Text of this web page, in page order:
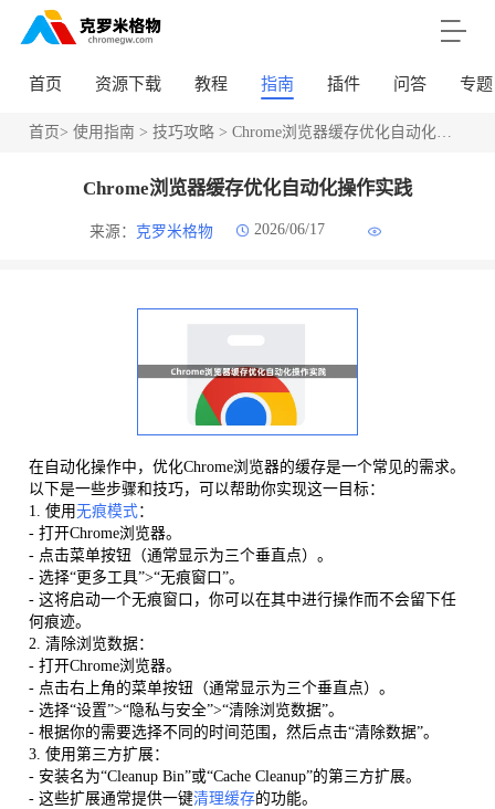
首页 资源下载 教程 指南 插件 问答 专题
首页> 使用指南 > 技巧攻略> Chrome浏览器缓存优化自动化操作实践
Chrome浏览器缓存优化自动化操作实践
来源： 克罗米格物 2026/06/17
在自动化操作中，优化Chrome浏览器的缓存是一个常见的需求。
以下是一些步骤和技巧，可以帮助你实现这一目标：
1. 使用无痕模式：
- 打开Chrome浏览器。
- 点击菜单按钮（通常显示为三个垂直点）。
- 选择“更多工具”>“无痕窗口”。
- 这将启动一个无痕窗口，你可以在其中进行操作而不会留下任
何痕迹。
2. 清除浏览数据：
- 打开Chrome浏览器。
- 点击右上角的菜单按钮（通常显示为三个垂直点）。
- 选择“设置”>“隐私与安全”>“清除浏览数据”。
- 根据你的需要选择不同的时间范围，然后点击“清除数据”。
3. 使用第三方扩展：
- 安装名为“Cleanup Bin”或“Cache Cleanup”的第三方扩展。
- 这些扩展通常提供一键清理缓存的功能。